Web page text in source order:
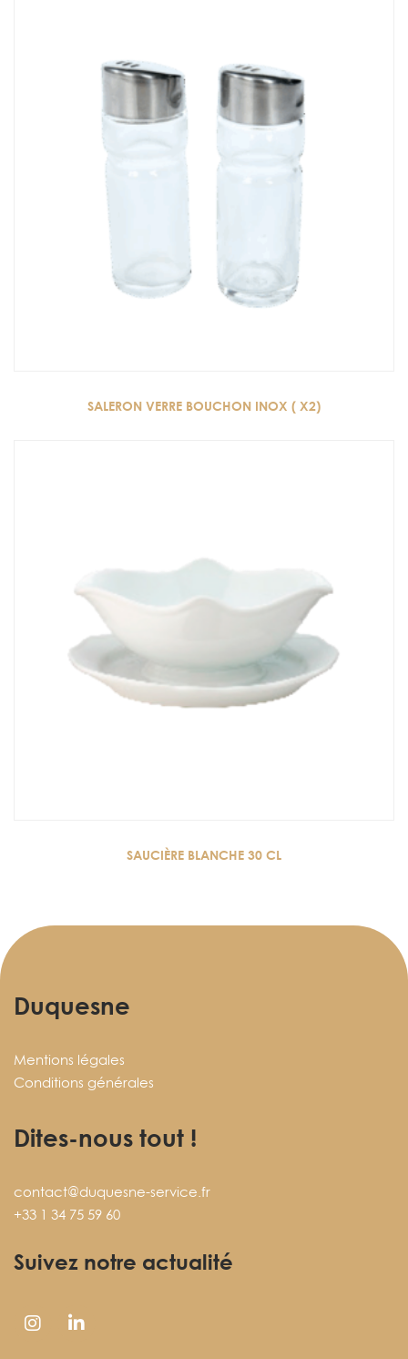
SALERON VERRE BOUCHON INOX ( X2)
SAUCIÈRE BLANCHE 30 CL
Duquesne
Mentions légales
Conditions générales
Dites-nous tout !
contact@duquesne-service.fr
+33 1 34 75 59 60
Suivez notre actualité